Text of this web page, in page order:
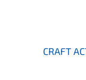
CRAFT